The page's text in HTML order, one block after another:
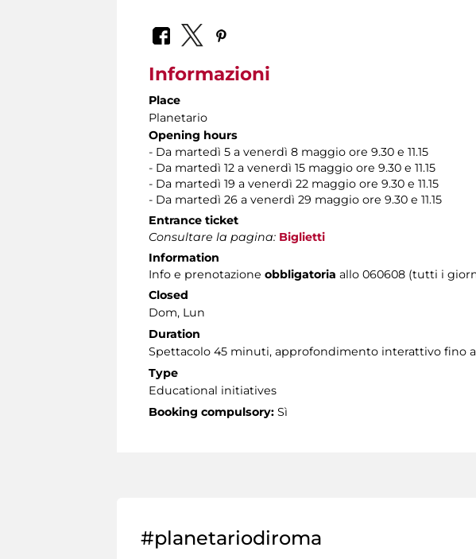
Informazioni
Place
Planetario
Opening hours
- Da martedì 5 a venerdì 8 maggio ore 9.30 e 11.15
- Da martedì 12 a venerdì 15 maggio ore 9.30 e 11.15
- Da martedì 19 a venerdì 22 maggio ore 9.30 e 11.15
- Da martedì 26 a venerdì 29 maggio ore 9.30 e 11.15
Entrance ticket
Consultare la pagina: Biglietti
Information
Info e prenotazione obbligatoria allo 060608 (tutti i
Closed
Dom, Lun
Duration
Spettacolo 45 minuti, approfondimento interattivo fino
Type
Educational initiatives
Booking compulsory: Sì
#planetariodiroma